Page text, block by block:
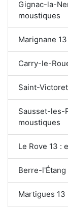
Gignac-la-
moustiques
Marignane
Carry-le-
Saint-
Sausset-les-
moustiques
Le Rove 13 :
Berre-
Martigues